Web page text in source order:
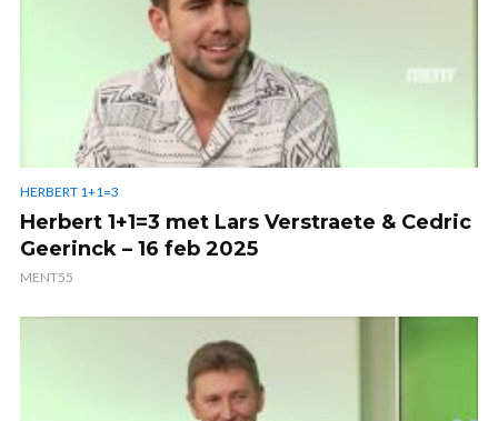
HERBERT 1+1=3
Herbert 1+1=3 met Lars Verstraete & Cedric
Geerinck – 16 feb 2025
MENT55